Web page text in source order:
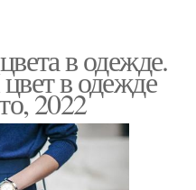
в одежде.
в одежде
2022